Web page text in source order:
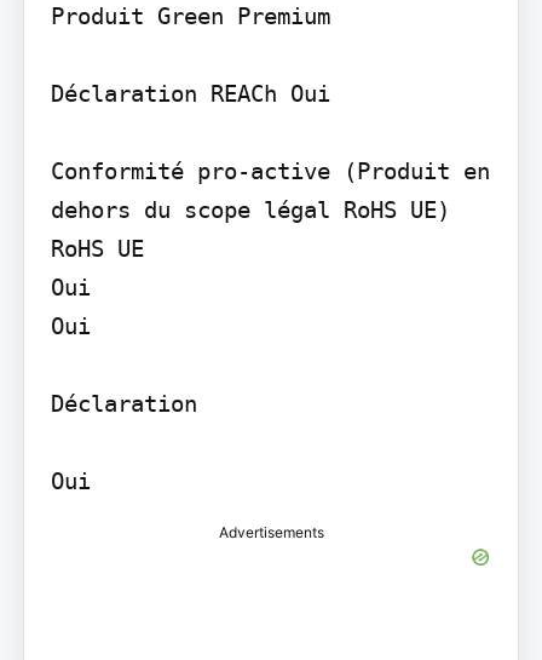
Produit Green Premium
Déclaration REACh Oui
Conformité pro-active (Produit en
dehors du scope légal RoHS UE)
RoHS UE
Oui
Oui
Déclaration
Oui
Advertisements